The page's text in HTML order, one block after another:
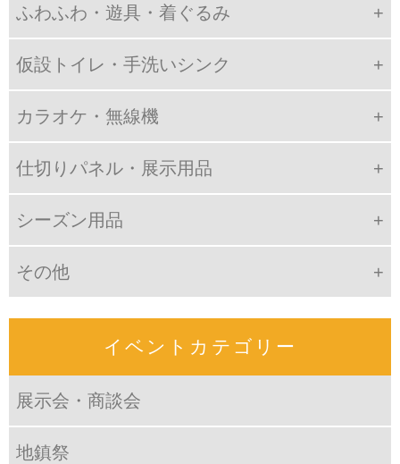
ふわふわ・遊具・着ぐるみ
仮設トイレ・手洗いシンク
カラオケ・無線機
仕切りパネル・展示用品
シーズン用品
その他
イベントカテゴリー
展示会・商談会
地鎮祭